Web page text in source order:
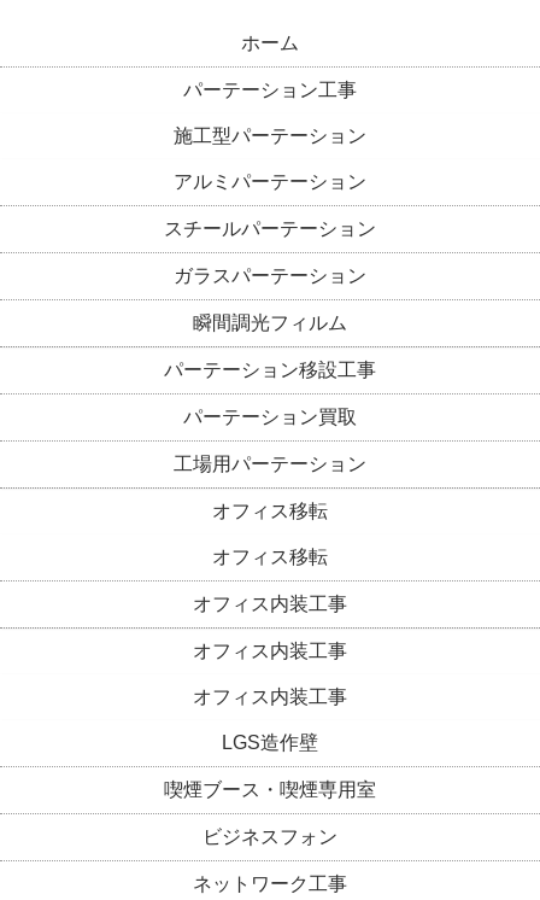
ホーム
パーテーション工事
施工型パーテーション
アルミパーテーション
スチールパーテーション
ガラスパーテーション
瞬間調光フィルム
パーテーション移設工事
パーテーション買取
工場用パーテーション
オフィス移転
オフィス移転
オフィス内装工事
オフィス内装工事
オフィス内装工事
LGS造作壁
喫煙ブース・喫煙専用室
ビジネスフォン
ネットワーク工事